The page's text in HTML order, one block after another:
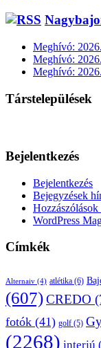
Meghívó:
Meghívó:
Meghívó:
Társtelepülések
Bejelentkezés
Bejelentkezés
Bejegyzések
Hozzászólások
WordPress
Címkék
Alternaiv (4) atlétika (6)
(607)CREDO
fotók (41) golf (5)
(2268) interjú